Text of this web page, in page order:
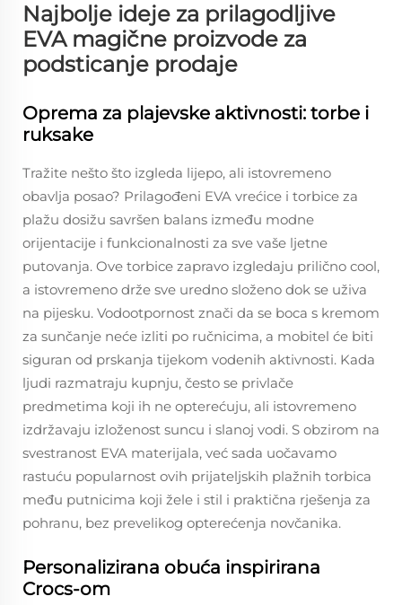
Najbolje ideje za prilagodljive
EVA magične proizvode za
podsticanje prodaje
Oprema za plajevske aktivnosti: torbe i
ruksake
Tražite nešto što izgleda lijepo, ali istovremeno
obavlja posao? Prilagođeni EVA vrećice i torbice za
plažu dosižu savršen balans između modne
orijentacije i funkcionalnosti za sve vaše ljetne
putovanja. Ove torbice zapravo izgledaju prilično cool,
a istovremeno drže sve uredno složeno dok se uživa
na pijesku. Vodootpornost znači da se boca s kremom
za sunčanje neće izliti po ručnicima, a mobitel će biti
siguran od prskanja tijekom vodenih aktivnosti. Kada
ljudi razmatraju kupnju, često se privlače
predmetima koji ih ne opterećuju, ali istovremeno
izdržavaju izloženost suncu i slanoj vodi. S obzirom na
svestranost EVA materijala, već sada uočavamo
rastuću popularnost ovih prijateljskih plažnih torbica
među putnicima koji žele i stil i praktična rješenja za
pohranu, bez prevelikog opterećenja novčanika.
Personalizirana obuća inspirirana
Crocs-om